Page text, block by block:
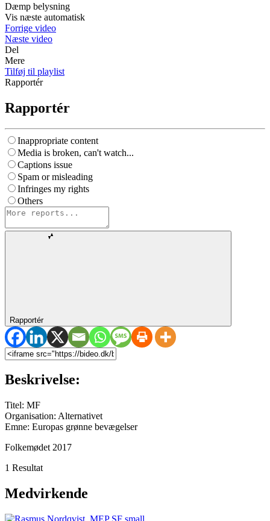
Dæmp belysning
Vis næste automatisk
Forrige video
Næste video
Del
Mere
Tilføj til playlist
Rapportér
Rapportér
Inappropriate content
Media is broken, can't watch...
Captions issue
Spam or misleading
Infringes my rights
Others
Rapportér
Beskrivelse:
Titel: MF
Organisation: Alternativet
Emne: Europas grønne bevægelser
Folkemødet 2017
1 Resultat
Medvirkende